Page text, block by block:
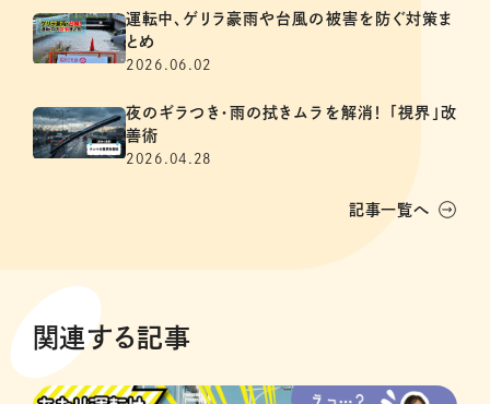
運転中、ゲリラ豪雨や台風の被害を防ぐ対策ま
とめ
2026.06.02
夜のギラつき・雨の拭きムラを解消！ 「視界」改
善術
2026.04.28
記事一覧へ
関連する記事